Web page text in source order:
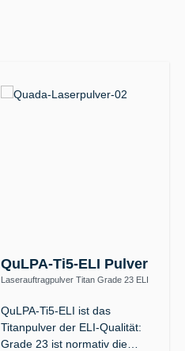
QuLPA-Ti5-ELI Pulver
Laserauftragpulver Titan Grade 23 ELI
QuLPA-Ti5-ELI ist das
Titanpulver der ELI-Qualität:
Grade 23 ist normativ die…